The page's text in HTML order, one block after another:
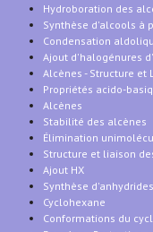
Hydroboration des
Synthèse d'alcools à
Condensation
Ajout d'halogénures
Alcènes - Structure et
Propriétés acido-
Alcènes
Stabilité des alcènes
Élimination
Structure et liaison
Ajout HX
Synthèse
Cyclohexane
Conformations du